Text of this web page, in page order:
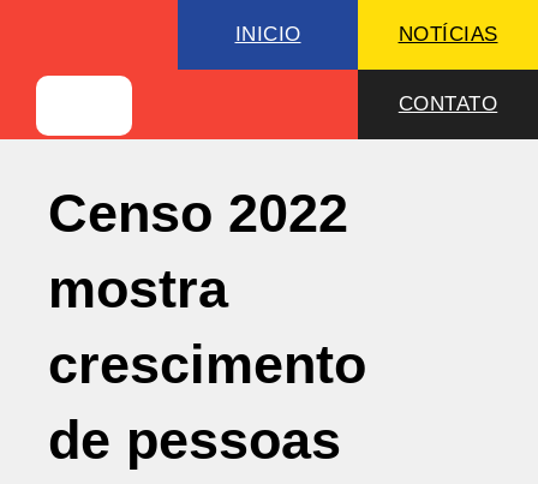
INICIO NOTÍCIAS
CONTATO
Censo 2022
mostra
crescimento
de pessoas